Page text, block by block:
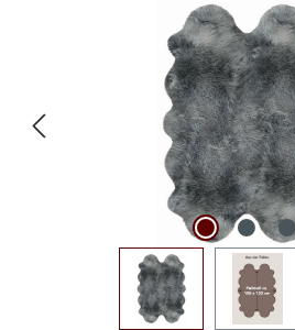
Bildergalerie überspringen